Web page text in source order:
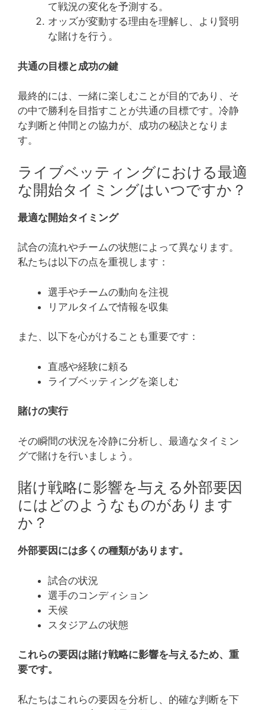
て戦況の変化を予測する。
オッズが変動する理由を理解し、より賢明
な賭けを行う。
共通の目標と成功の鍵
最終的には、一緒に楽しむことが目的であり、そ
の中で勝利を目指すことが共通の目標です。冷静
な判断と仲間との協力が、成功の秘訣となりま
す。
ライブベッティングにおける最適
な開始タイミングはいつですか？
最適な開始タイミング
試合の流れやチームの状態によって異なります。
私たちは以下の点を重視します：
選手やチームの動向を注視
リアルタイムで情報を収集
また、以下を心がけることも重要です：
直感や経験に頼る
ライブベッティングを楽しむ
賭けの実行
その瞬間の状況を冷静に分析し、最適なタイミン
グで賭けを行いましょう。
賭け戦略に影響を与える外部要因
にはどのようなものがあります
か？
外部要因には多くの種類があります。
試合の状況
選手のコンディション
天候
スタジアムの状態
これらの要因は賭け戦略に影響を与えるため、重
要です。
私たちはこれらの要因を分析し、的確な判断を下